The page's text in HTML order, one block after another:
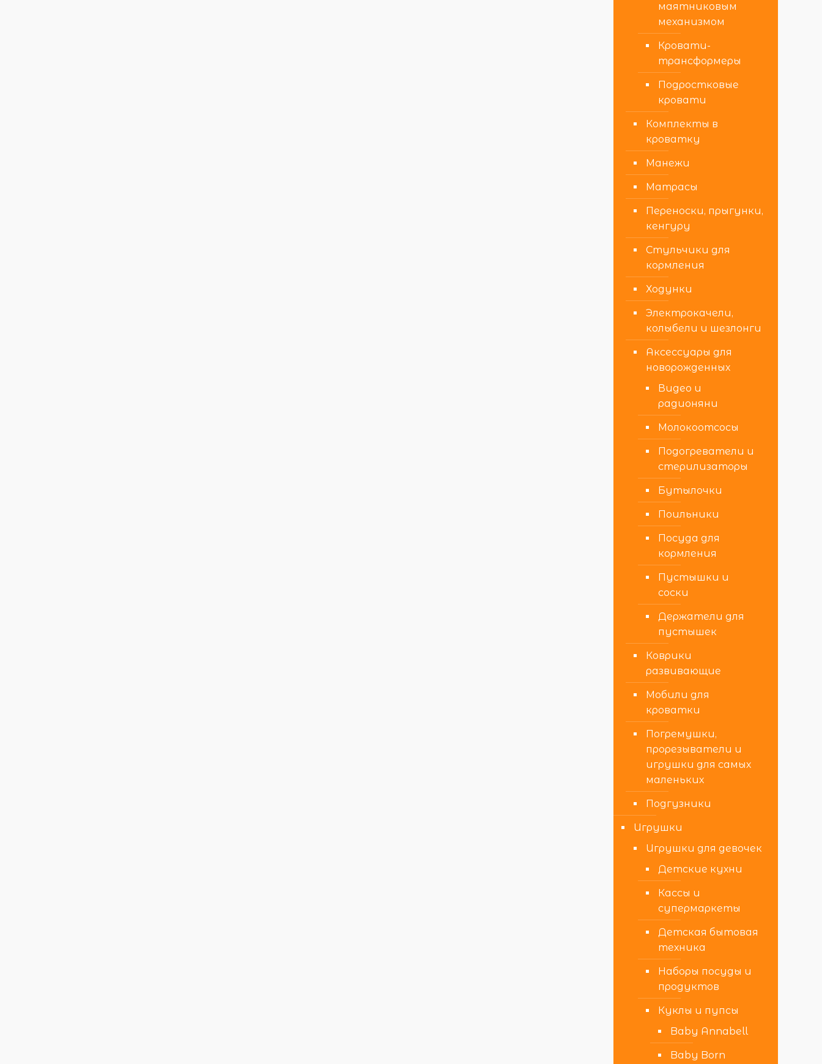
маятниковым
механизмом
Кровати-
трансформеры
Подростковые
кровати
Комплекты в
кроватку
Манежи
Матрасы
Переноски, прыгунки,
кенгуру
Стульчики для
кормления
Ходунки
Электрокачели,
колыбели и шезлонги
Аксессуары для
новорожденных
Видео и
радионяни
Молокоотсосы
Подогреватели и
стерилизаторы
Бутылочки
Поильники
Посуда для
кормления
Пустышки и
соски
Держатели для
пустышек
Коврики
развивающие
Мобили для
кроватки
Погремушки,
прорезыватели и
игрушки для самых
маленьких
Подгузники
Игрушки
Игрушки для девочек
Детские кухни
Кассы и
супермаркеты
Детская бытовая
техника
Наборы посуды и
продуктов
Куклы и пупсы
Baby Annabell
Baby Born